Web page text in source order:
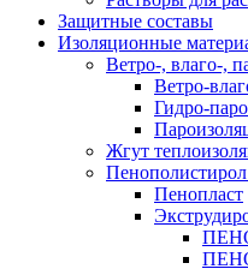
Защитные составы
Изоляционные
Ветро-, влаго-,
Ветро-
Гидро-
Жгут
Пенопласт